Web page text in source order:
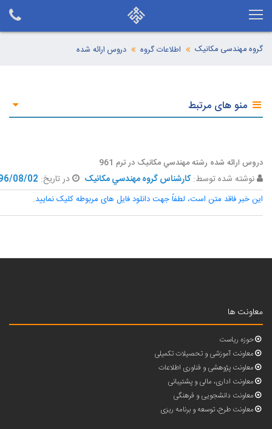
گروه مهندسی مکانیک اطلاعات گروه دروس ارائه شده
منو های مرتبط
دروس ارائه شده رشته مهندسي مکانيک در ترم 961
نوشته شده توسط:کارشناس گروه مهندسي مکانيک در تاریخ: 08/02
این خبر فاقد متن است، لطفاً جهت دانلود فایل های مربوطه کلیک نمایید.
معاونت ها
حوزه ریاست
معاونت آموزشی و تحصیلات تکمیلی
معاونت پژوهشی و فناوری اطلاعات
معاونت اداری، مالی و پشتیبانی
معاونت دانشجویی و فرهنگی
معاونت طرح، توسعه و برنامه ریزی